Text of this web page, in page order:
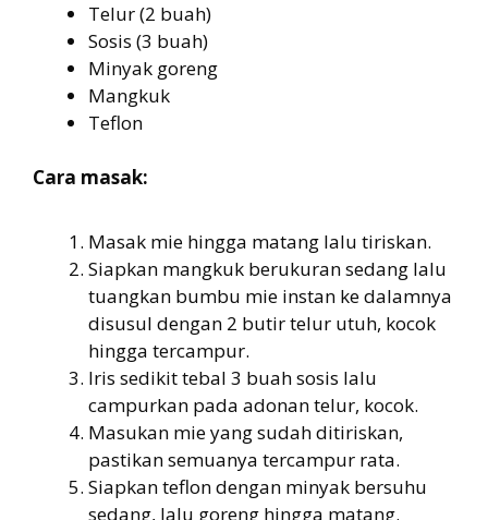
Telur (2 buah)
Sosis (3 buah)
Minyak goreng
Mangkuk
Teflon
Cara masak:
Masak mie hingga matang lalu tiriskan.
Siapkan mangkuk berukuran sedang lalu
tuangkan bumbu mie instan ke dalamnya
disusul dengan 2 butir telur utuh, kocok
hingga tercampur.
Iris sedikit tebal 3 buah sosis lalu
campurkan pada adonan telur, kocok.
Masukan mie yang sudah ditiriskan,
pastikan semuanya tercampur rata.
Siapkan teflon dengan minyak bersuhu
sedang, lalu goreng hingga matang.